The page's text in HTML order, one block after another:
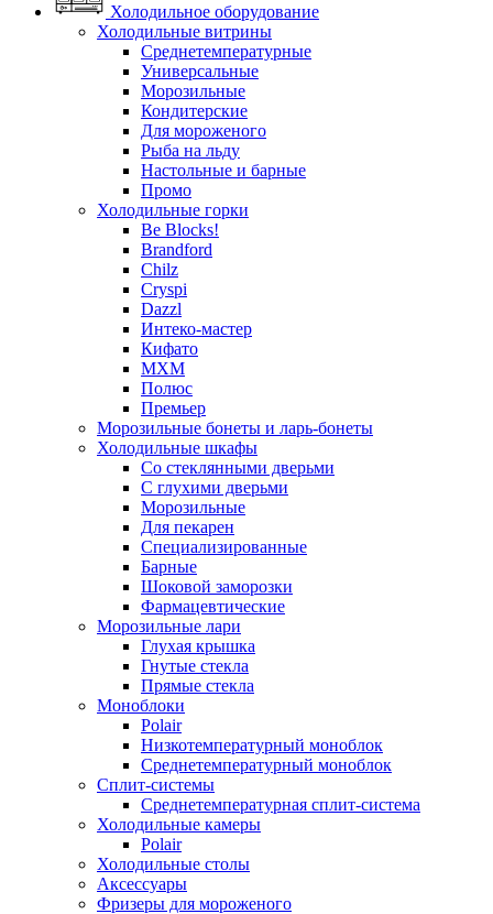
Холодильное оборудование
Холодильные витрины
Среднетемпературные
Универсальные
Морозильные
Кондитерские
Для мороженого
Рыба на льду
Настольные и барные
Промо
Холодильные горки
Be Blocks!
Brandford
Chilz
Cryspi
Dazzl
Интеко-мастер
Кифато
МХМ
Полюс
Премьер
Морозильные бонеты и ларь-бонеты
Холодильные шкафы
Со стеклянными дверьми
С глухими дверьми
Морозильные
Для пекарен
Специализированные
Барные
Шоковой заморозки
Фармацевтические
Морозильные лари
Глухая крышка
Гнутые стекла
Прямые стекла
Моноблоки
Polair
Низкотемпературный моноблок
Среднетемпературный моноблок
Сплит-системы
Среднетемпературная сплит-система
Холодильные камеры
Polair
Холодильные столы
Аксессуары
Фризеры для мороженого